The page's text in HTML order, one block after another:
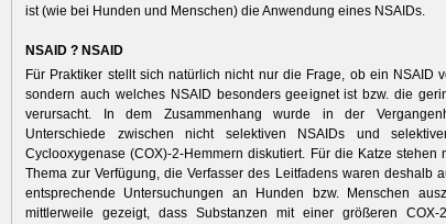
ist (wie bei Hunden und Menschen) die Anwendung eines NSAIDs.
NSAID ? NSAID
Für Praktiker stellt sich natürlich nicht nur die Frage, ob ein NSAID
sondern auch welches NSAID besonders geeignet ist bzw. die
verursacht. In dem Zusammenhang wurde in der
Unterschiede zwischen nicht selektiven NSAIDs und
Cyclooxygenase (COX)-2-Hemmern diskutiert. Für die Katze stehen
Thema zur Verfügung, die Verfasser des Leitfadens waren deshalb
entsprechende Untersuchungen an Hunden bzw. Menschen
mittlerweile gezeigt, dass Substanzen mit einer größeren COX-